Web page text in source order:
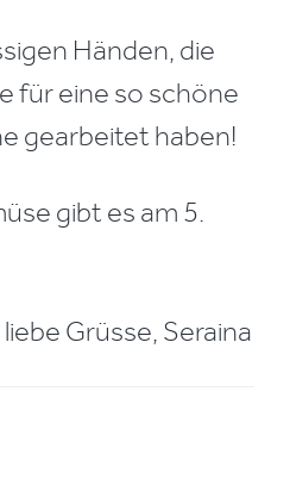
Händen, die
für eine so schöne
gearbeitet haben!
gibt es am 5.
Grüsse, Seraina